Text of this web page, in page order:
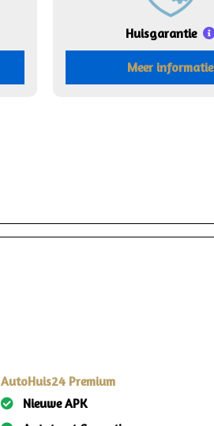
Huisgarantie
Meer informatie
AutoHuis24 Premium
Nieuwe APK